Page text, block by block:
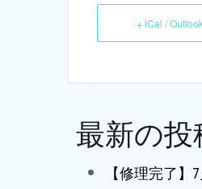
+ iCal /
最新の投
【修理完了】